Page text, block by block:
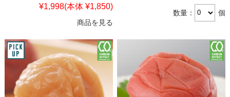
¥1,998(本体 ¥1,850)
商品を見る
数量： 個